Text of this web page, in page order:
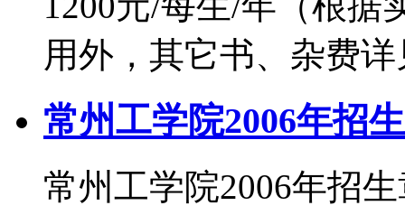
用外，其它书、杂费
常州工学院2006年招
常州工学院2006年招